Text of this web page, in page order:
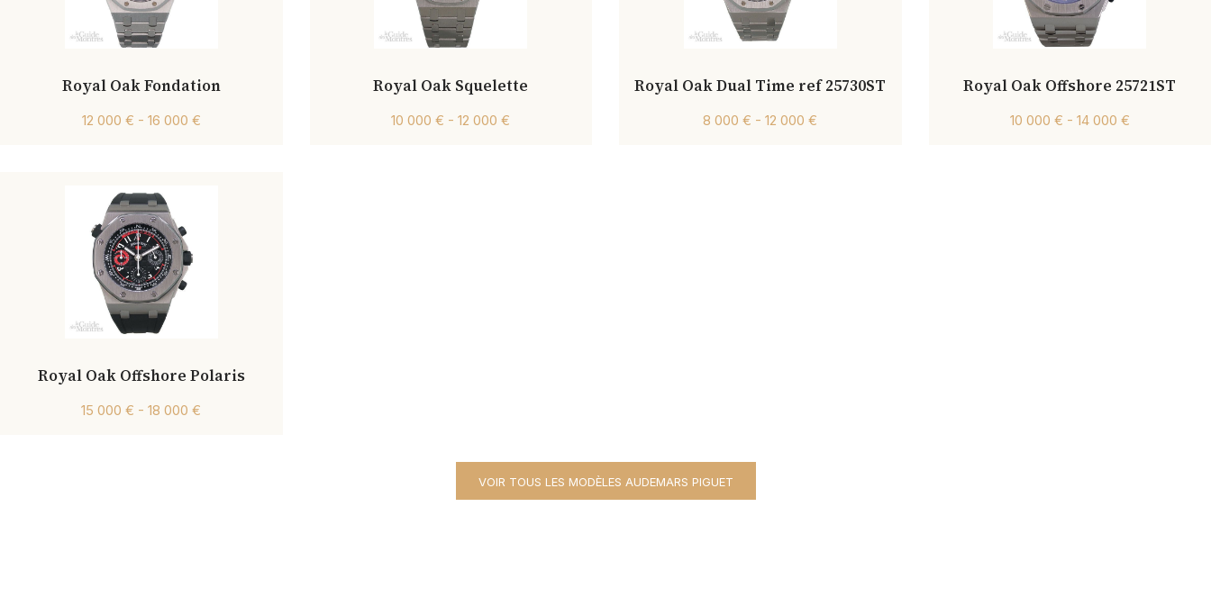
Royal Oak Fondation
12 000 € - 16 000 €
Royal Oak Squelette
10 000 € - 12 000 €
Royal Oak Dual Time ref 25730ST
8 000 € - 12 000 €
Royal Oak Offshore 25721ST
10 000 € - 14 000 €
Royal Oak Offshore Polaris
15 000 € - 18 000 €
VOIR TOUS LES MODÈLES AUDEMARS PIGUET